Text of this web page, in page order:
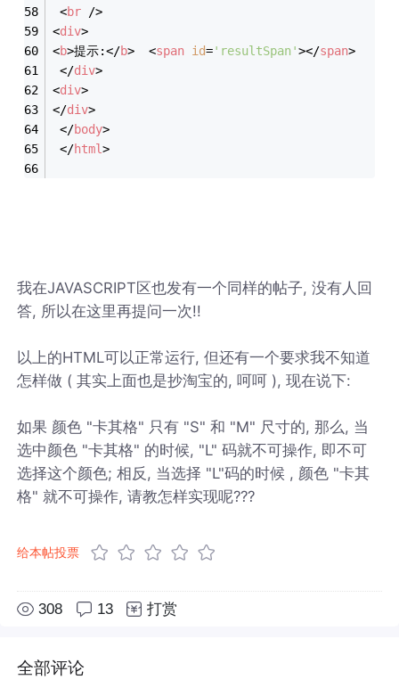
<br />
<div>
<b>提示:</b> <span id='resultSpan'></span>
</div>
<div>
</div>
</body>
</html>
我在JAVASCRIPT区也发有一个同样的帖子, 没有人回
答, 所以在这里再提问一次!!
以上的HTML可以正常运行, 但还有一个要求我不知道
怎样做 ( 其实上面也是抄淘宝的, 呵呵 ), 现在说下:
如果 颜色 "卡其格" 只有 "S" 和 "M" 尺寸的, 那么, 当
选中颜色 "卡其格" 的时候, "L" 码就不可操作, 即不可
选择这个颜色; 相反, 当选择 "L"码的时候 , 颜色 "卡其
格" 就不可操作, 请教怎样实现呢???
给本帖投票
308 13 打赏
全部评论